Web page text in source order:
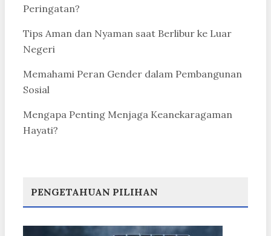
Peringatan?
Tips Aman dan Nyaman saat Berlibur ke Luar
Negeri
Memahami Peran Gender dalam Pembangunan
Sosial
Mengapa Penting Menjaga Keanekaragaman
Hayati?
PENGETAHUAN PILIHAN